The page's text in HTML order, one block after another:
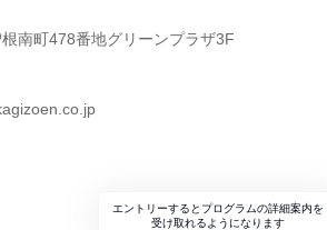
南町478番地グリーンプラザ3F
エントリーするとプログラムの詳細案内を
受け取れるようになります